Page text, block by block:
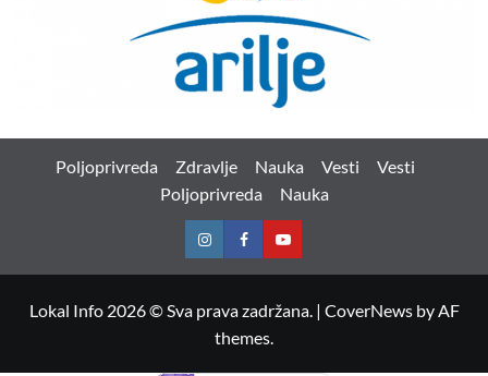
Poljoprivreda Zdravlje Nauka Vesti
Vesti
Poljoprivreda
Nauka
InstagramFacebookYoutube
Lokal Info 2026 © Sva prava zadržana. | CoverNewsby AF
themes.